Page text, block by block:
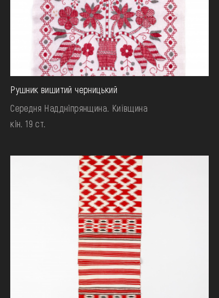
Рушник вишитий черницький
Середня Наддніпрянщина. Київщина
кін. 19 ст.